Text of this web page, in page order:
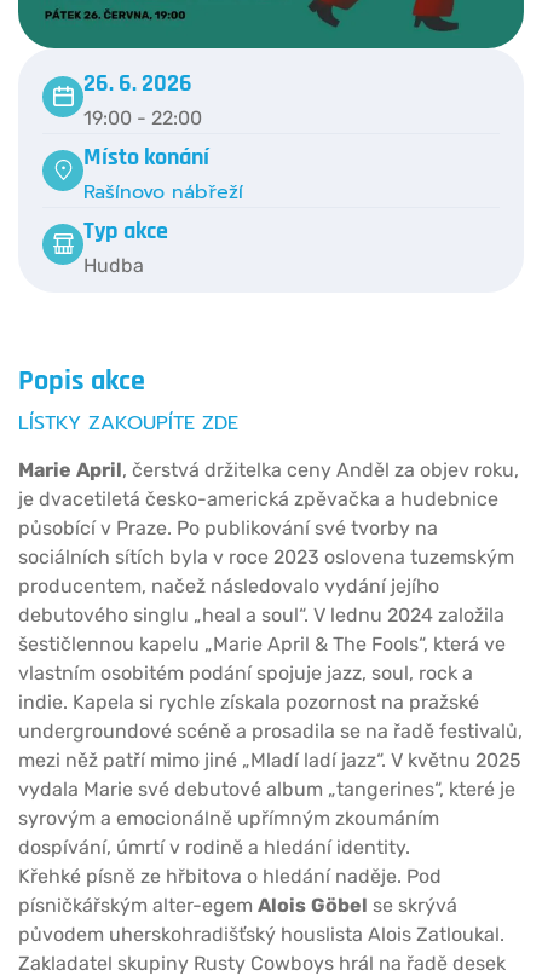
26. 6. 2026
19:00 - 22:00
Místo konání
Rašínovo nábřeží
Typ akce
Hudba
Popis akce
LÍSTKY ZAKOUPÍTE ZDE
Marie April, čerstvá držitelka ceny Anděl za objev roku,
je dvacetiletá česko-americká zpěvačka a hudebnice
působící v Praze. Po publikování své tvorby na
sociálních sítích byla v roce 2023 oslovena tuzemským
producentem, načež následovalo vydání jejího
debutového singlu „heal a soul“. V lednu 2024 založila
šestičlennou kapelu „Marie April & The Fools“, která ve
vlastním osobitém podání spojuje jazz, soul, rock a
indie. Kapela si rychle získala pozornost na pražské
undergroundové scéně a prosadila se na řadě festivalů,
mezi něž patří mimo jiné „Mladí ladí jazz“. V květnu 2025
vydala Marie své debutové album „tangerines“, které je
syrovým a emocionálně upřímným zkoumáním
dospívání, úmrtí v rodině a hledání identity.
Křehké písně ze hřbitova o hledání naděje. Pod
písničkářským alter-egem Alois Göbel se skrývá
původem uherskohradišťský houslista Alois Zatloukal.
Zakladatel skupiny Rusty Cowboys hrál na řadě desek